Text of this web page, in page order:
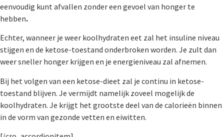
eenvoudig kunt afvallen zonder een gevoel van honger te
hebben.
Echter, wanneer je weer koolhydraten eet zal het insuline niveau
stijgen en de ketose-toestand onderbroken worden. Je zult dan
weer sneller honger krijgen en je energieniveau zal afnemen.
Bij het volgen van een ketose-dieet zal je continu in ketose-
toestand blijven. Je vermijdt namelijk zoveel mogelijk de
koolhydraten. Je krijgt het grootste deel van de calorieën binnen
in de vorm van gezonde vetten en eiwitten.